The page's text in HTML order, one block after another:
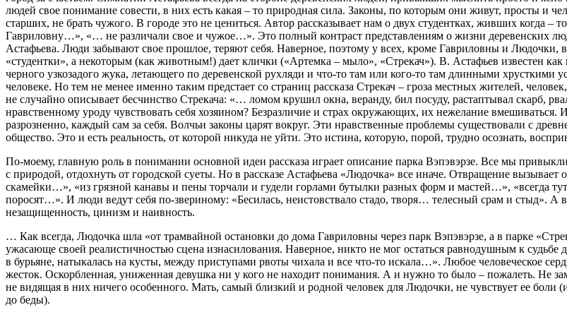
людей свое понимание совести, в них есть какая – то природная сила. Законы, по которым они живут, просты и
старших, не брать чужого. В городе это не цениться. Автор рассказывает нам о двух студентках, живших
Гавриловну…», «… не различали свое и чужое…». Это полный контраст представлениям о жизни деревенских
Астафьева. Люди забывают свое прошлое, теряют себя. Наверное, поэтому у всех, кроме Гавриловны и Людочки,
«студентки», а некоторым (как животным!) дает клички («Артемка – мыло», «Стрекач»). В. Астафьев известен
черного узкозадого жука, летающего по деревенской рухляди и что-то там или кого-то там длинными хрусткими
человеке. Но тем не менее именно таким предстает со страниц рассказа Стрекач – гроза местных жителей,
не случайно описывает бесчинство Стрекача: «… ломом крушил окна, веранду, бил посуду, растаптывал скарб,
нравственному уроду чувствовать себя хозяином? Безразличие и страх окружающих, их нежелание
разрозненно, каждый сам за себя. Волчьи законы царят вокруг. Эти нравственные проблемы существовали с
общество. Это и есть реальность, от которой никуда не уйти. Это истина, которую, порой, трудно осознать,
По-моему, главную роль в понимании основной идеи рассказа играет описание парка Вэпэвэрзе. Все мы
с природой, отдохнуть от городской суеты. Но в рассказе Астафьева «Людочка» все иначе. Отвращение
скамейки…», «из грязной канавы и пены торчали и гудели горлами бутылки разных форм и мастей…», «всегда
поросят…». И люди ведут себя по-звериному: «Бесилась, неистовствало стадо, творя… телесный срам и стыд». А
незащищенность, цинизм и наивность.
… Как всегда, Людочка шла «от трамвайной остановки до дома Гавриловны через парк Вэпэвэрзе, а в парке
ужасающе своей реалистичностью сцена изнасилования. Наверное, никто не мог остаться равнодушным к судьбе
в бурьяне, натыкалась на кусты, между приступами рвоты чихала и все что-то искала…». Любое человеческое
жесток. Оскорбленная, униженная девушка ни у кого не находит понимания. А и нужно то было – пожалеть. Не
не видящая в них ничего особенного. Мать, самый близкий и родной человек для Людочки, не чувствует ее боли
до беды).